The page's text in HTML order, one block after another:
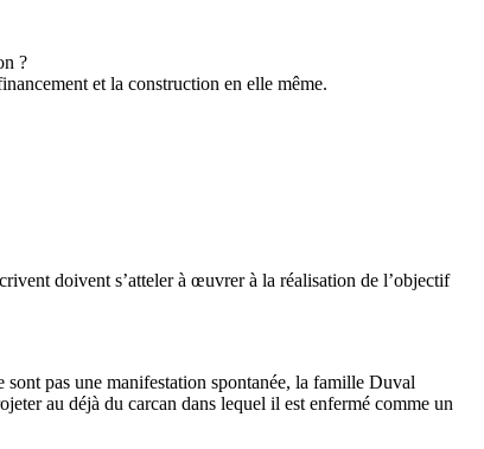
?
et la construction en elle même.
doivent s’atteler à œuvrer à la réalisation de l’objectif
sont pas une manifestation spontanée, la famille Duval
au déjà du carcan dans lequel il est enfermé comme un